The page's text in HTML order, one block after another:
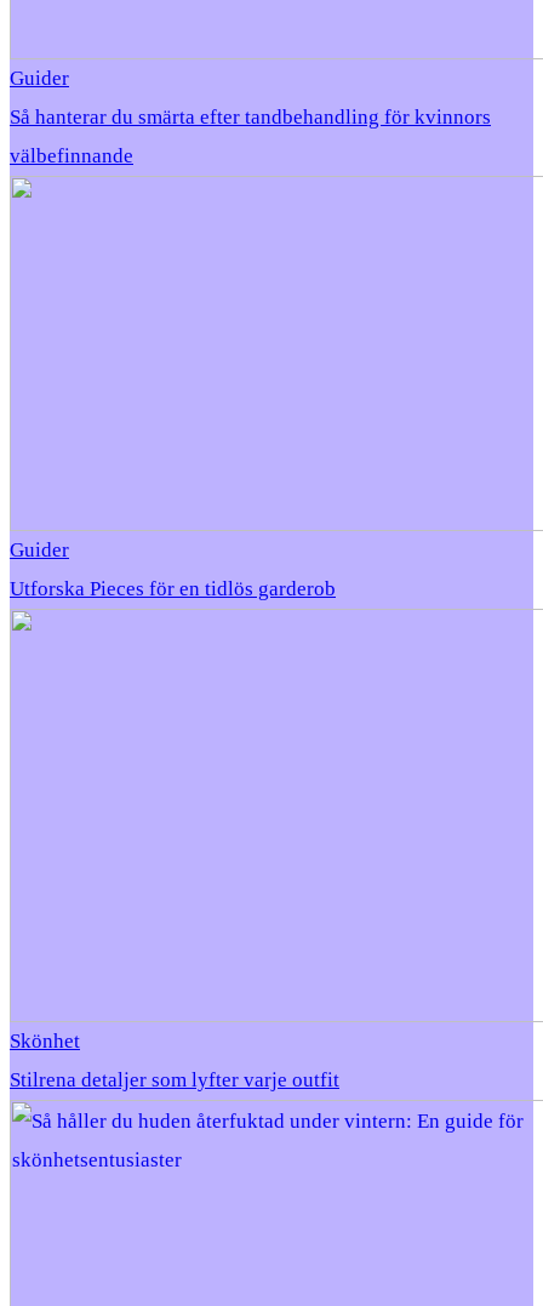
Guider
Så hanterar du smärta efter tandbehandling för kvinnors
välbefinnande
Guider
Utforska Pieces för en tidlös garderob
Skönhet
Stilrena detaljer som lyfter varje outfit